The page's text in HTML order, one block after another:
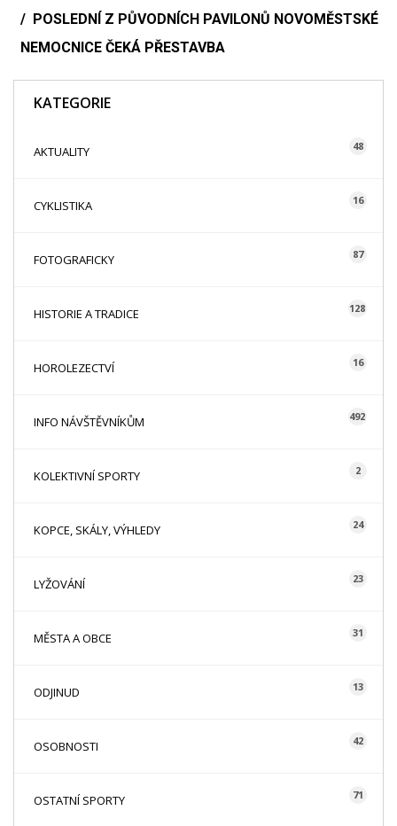
POSLEDNÍ Z PŮVODNÍCH PAVILONŮ NOVOMĚSTSKÉ
NEMOCNICE ČEKÁ PŘESTAVBA
KATEGORIE
AKTUALITY 48
CYKLISTIKA 16
FOTOGRAFICKY 87
HISTORIE A TRADICE 128
HOROLEZECTVÍ 16
INFO NÁVŠTĚVNÍKŮM 492
KOLEKTIVNÍ SPORTY 2
KOPCE, SKÁLY, VÝHLEDY 24
LYŽOVÁNÍ 23
MĚSTA A OBCE 31
ODJINUD 13
OSOBNOSTI 42
OSTATNÍ SPORTY 71